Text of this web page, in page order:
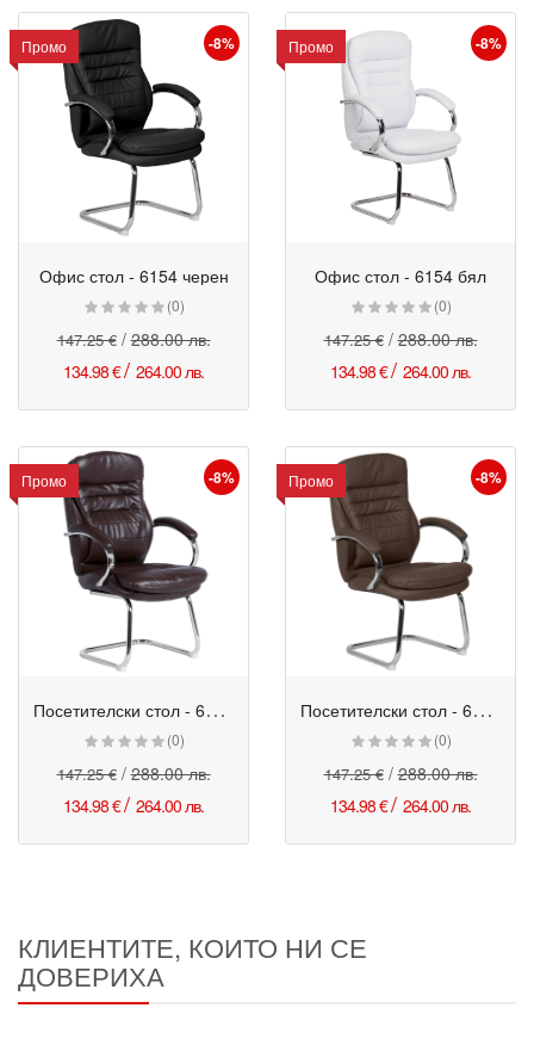
Промо
Промо
-8%
Офис стол - 6154 черен
(0)
147.25 €/288.00 лв.
134.98 €/ 264.00 лв.
Промо
Промо
-8%
Офис стол - 6154 бял
(0)
147.25 €/288.00 лв.
134.98 €/ 264.00 лв.
Промо
Промо
-8%
П
осетителски стол - 6154 какао
(0)
147.25 €/288.00 лв.
134.98 €/ 264.00 лв.
Промо
Промо
-8%
П
осетителски стол - 6154 кафяв
(0)
147.25 €/288.00 лв.
134.98 €/ 264.00 лв.
КЛИЕНТИТЕ, КОИТО НИ СЕ
ДОВЕРИХА